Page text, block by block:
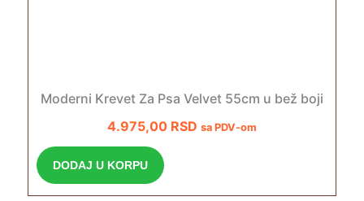
Moderni Krevet Za Psa Velvet 55cm u bež boji
4.975,00 RSD sa PDV-om
DODAJ U KORPU